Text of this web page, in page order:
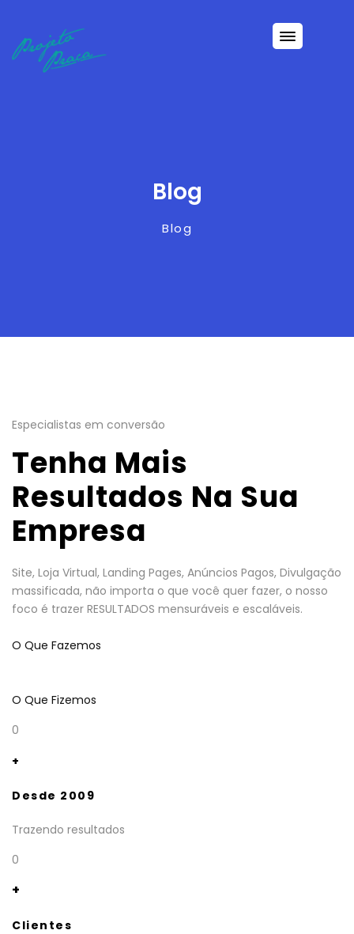
Blog
Blog
Especialistas em conversão
Tenha Mais
Resultados Na Sua
Empresa
Site, Loja Virtual, Landing Pages, Anúncios Pagos, Divulgação
massificada, não importa o que você quer fazer, o nosso
foco é trazer RESULTADOS mensuráveis e escaláveis.
O Que Fazemos
O Que Fizemos
0
+
Desde 2009
Trazendo resultados
0
+
Clientes